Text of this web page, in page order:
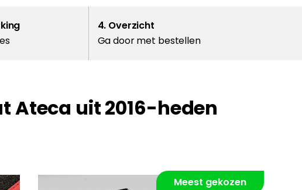
4. Overzicht
Ga door met bestellen
Ateca uit 2016-heden
Meest gekozen